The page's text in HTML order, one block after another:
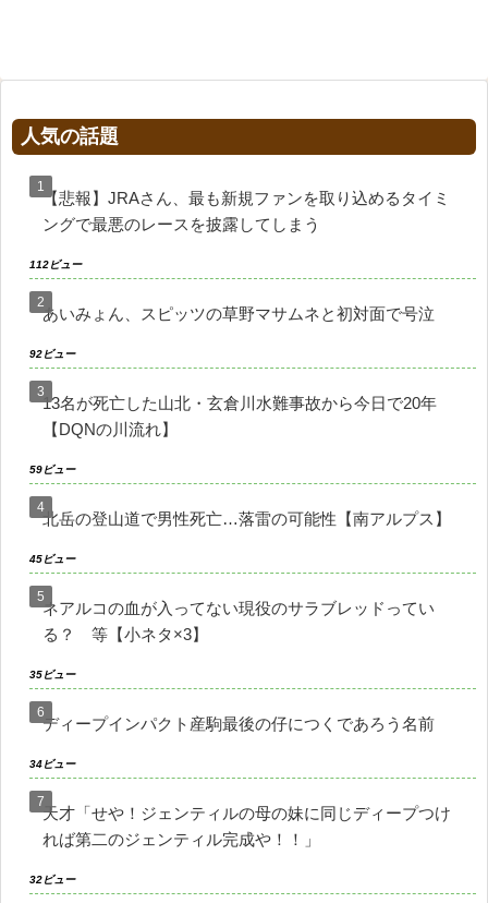
人気の話題
【悲報】JRAさん、最も新規ファンを取り込めるタイミ
ングで最悪のレースを披露してしまう
112ビュー
あいみょん、スピッツの草野マサムネと初対面で号泣
92ビュー
13名が死亡した山北・玄倉川水難事故から今日で20年
【DQNの川流れ】
59ビュー
北岳の登山道で男性死亡…落雷の可能性【南アルプス】
45ビュー
ネアルコの血が入ってない現役のサラブレッドってい
る？ 等【小ネタ×3】
35ビュー
ディープインパクト産駒最後の仔につくであろう名前
34ビュー
天才「せや！ジェンティルの母の妹に同じディープつけ
れば第二のジェンティル完成や！！」
32ビュー